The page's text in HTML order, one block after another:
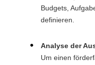
Budgets,
definieren.
Analyse der
Um einen